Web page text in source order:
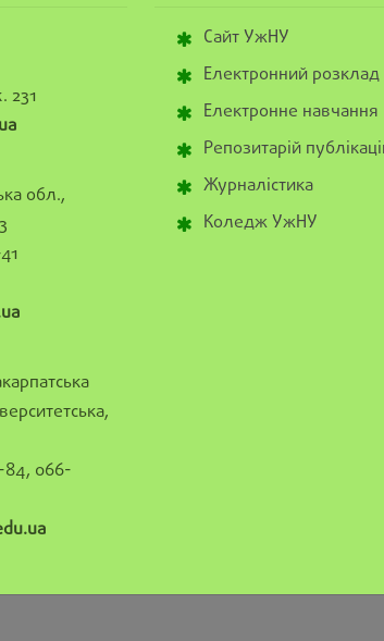
231
обл.,
84, 066-
Сайт УжНУ
Електронний розклад
Електронне навчання
Репозитарій
Журналістика
Коледж УжНУ